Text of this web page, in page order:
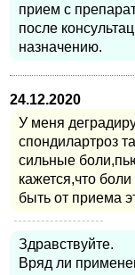
прием с
после
назначению.
24.12.2020
У меня
спондилартроз
сильные
кажется,что
быть от приема
Здравствуйте.
Вряд ли